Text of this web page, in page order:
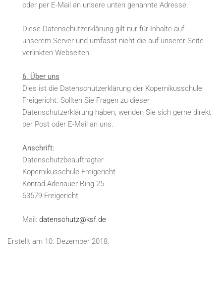
oder per E-Mail an unsere unten genannte Adresse.
Diese Datenschutzerklärung gilt nur für Inhalte auf
unserem Server und umfasst nicht die auf unserer Seite
verlinkten Webseiten.
6. Über uns
Dies ist die Datenschutzerklärung der Kopernikusschule
Freigericht. Sollten Sie Fragen zu dieser
Datenschutzerklärung haben, wenden Sie sich gerne direkt
per Post oder E-Mail an uns.
Anschrift:
Datenschutzbeauftragter
Kopernikusschule Freigericht
Konrad-Adenauer-Ring 25
63579 Freigericht
Mail: datenschutz@ksf.de
Erstellt am 10. Dezember 2018.